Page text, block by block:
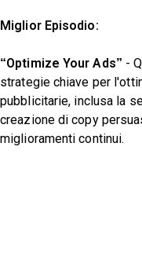
Miglior Episodio:
“Optimize Your Ads” -
strategie chiave per
pubblicitarie, inclusa la
creazione di copy
miglioramenti continui.